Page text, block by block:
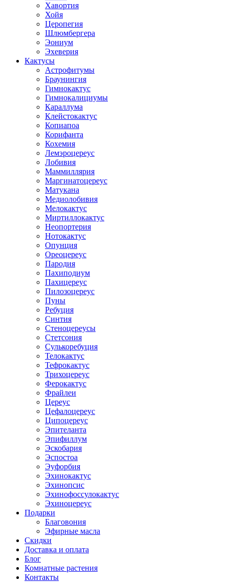
Хавортия
Хойя
Церопегия
Шлюмбергера
Эониум
Эхеверия
Кактусы
Астрофитумы
Браунингия
Гимнокактус
Гимнокалициумы
Караллума
Клейстокактус
Копиапоа
Корифанта
Кохемия
Лемэроцереус
Лобивия
Маммиллярия
Маргинатоцереус
Матукана
Медиолобивия
Мелокактус
Миртиллокактус
Неопортерия
Нотокактус
Опунция
Ореоцереус
Пародия
Пахиподиум
Пахицереус
Пилозоцереус
Пуны
Ребуция
Синтия
Стеноцереусы
Стетсония
Сулькоребуция
Телокактус
Тефрокактус
Трихоцереус
Ферокактус
Фрайлеи
Цереус
Цефалоцереус
Ципоцереус
Эпителанта
Эпифиллум
Эскобария
Эспостоа
Эуфорбия
Эхинокактус
Эхинопсис
Эхинофоссулокактус
Эхиноцереус
Подарки
Благовония
Эфирные масла
Скидки
Доставка и оплата
Блог
Комнатные растения
Контакты